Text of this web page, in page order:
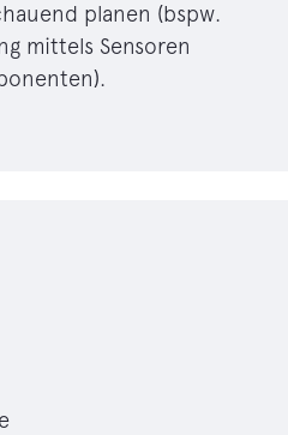
planen (bspw.
mittels Sensoren